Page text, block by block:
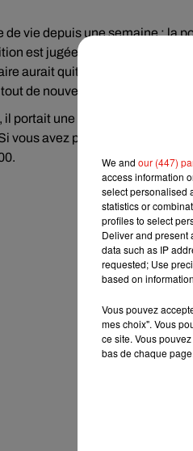
de vie depuis une semaine : la
est jugée inquiétante. Selon
aurait quitté son domicile
de nouvelles.
portait une doudoune bleu
vous avez pu croiser la route
We and our (447)
access information
select personalised
statistics or
profiles to select
Deliver and present
data such as IP
requested; Use
based on
Vous pouvez
mes choix". Vous
ce site. Vous
bas de chaque page.